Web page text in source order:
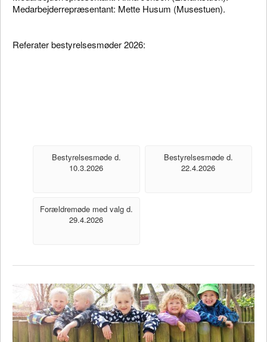
Medarbejderrepræsentant: Mette Husum (Musestuen).
Referater bestyrelsesmøder 2026:
Bestyrelsesmøde d.
10.3.2026
Bestyrelsesmøde d.
22.4.2026
Forældremøde med valg d.
29.4.2026